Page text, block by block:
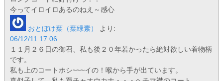
今ってイロイロあるのねえ～感心
おとぼけ葉（葉緑素）
より:
06/12/11 17:06
１１月２６日の御召、私も後２０年若かったら絶対欲しい着物柄
です。
私も上のコートホシ~~~イの！喉から手が出ています。